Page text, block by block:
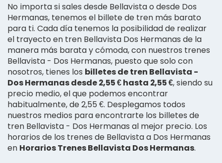
No importa si sales desde Bellavista o desde Dos
Hermanas, tenemos el billete de tren más barato
para ti. Cada día tenemos la posibilidad de realizar
el trayecto en tren Bellavista Dos Hermanas de la
manera más barata y cómoda, con nuestros trenes
Bellavista - Dos Hermanas, puesto que solo con
nosotros, tienes los billetes de tren Bellavista -
Dos Hermanas desde 2,55 € hasta 2,55 €, siendo su
precio medio, el que podemos encontrar
habitualmente, de 2,55 €. Desplegamos todos
nuestros medios para encontrarte los billetes de
tren Bellavista - Dos Hermanas al mejor precio. Los
horarios de los trenes de Bellavista a Dos Hermanas
en Horarios Trenes Bellavista Dos Hermanas.